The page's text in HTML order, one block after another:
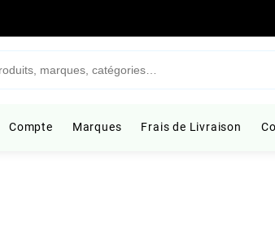
Compte Marques Frais de Livraison